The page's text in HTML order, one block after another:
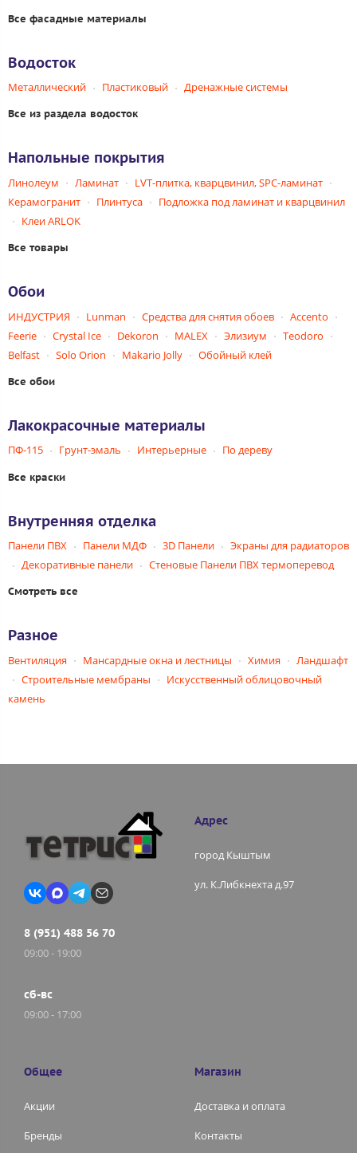
Все фасадные материалы
Водосток
Металлический Пластиковый Дренажные системы
Все из раздела водосток
Напольные покрытия
Линолеум Ламинат
LVT-плитка, кварцвинил, SPC-ламинат
Керамогранит
Плинтуса
Подложка под ламинат и кварцвинил
Клеи ARLOK
Все товары
Обои
ИНДУСТРИЯ Lunman Средства для снятия обоев
Accento
Feerie
Crystal Ice Dekoron MALEX Элизиум
Teodoro
Belfast
Solo Orion Makario Jolly Обойный клей
Все обои
Лакокрасочные материалы
ПФ-115 Грунт-эмаль Интерьерные По дереву
Все краски
Внутренняя отделка
Панели ПВХ Панели МДФ 3D Панели
Экраны для радиаторов
Декоративные панели
Стеновые Панели ПВХ термоперевод
Смотреть все
Разное
Вентиляция Мансардные окна и лестницы Химия
Ландшафт
Строительные мембраны
Искусственный облицовочный
камень
8 (951) 488 56 70
09:00 - 19:00
сб-вс
09:00 - 17:00
Адрес
город Кыштым
ул. К.Либкнехта д.97
Общее
Акции
Бренды
Магазин
Доставка и оплата
Контакты